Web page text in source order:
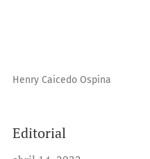
Henry Caicedo Ospina
Editorial